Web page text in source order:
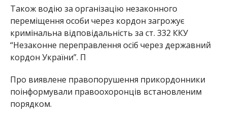
Також водію за організацію незаконного
переміщення особи через кордон загрожує
кримінальна відповідальність за ст. 332 ККУ
“Незаконне переправлення осіб через державний
кордон України”. П
Про виявлене правопорушення прикордонники
поінформували правоохоронців встановленим
порядком.